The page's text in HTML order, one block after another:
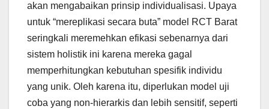
akan mengabaikan prinsip individualisasi. Upaya
untuk “mereplikasi secara buta” model RCT Barat
seringkali meremehkan efikasi sebenarnya dari
sistem holistik ini karena mereka gagal
memperhitungkan kebutuhan spesifik individu
yang unik. Oleh karena itu, diperlukan model uji
coba yang non-hierarkis dan lebih sensitif, seperti